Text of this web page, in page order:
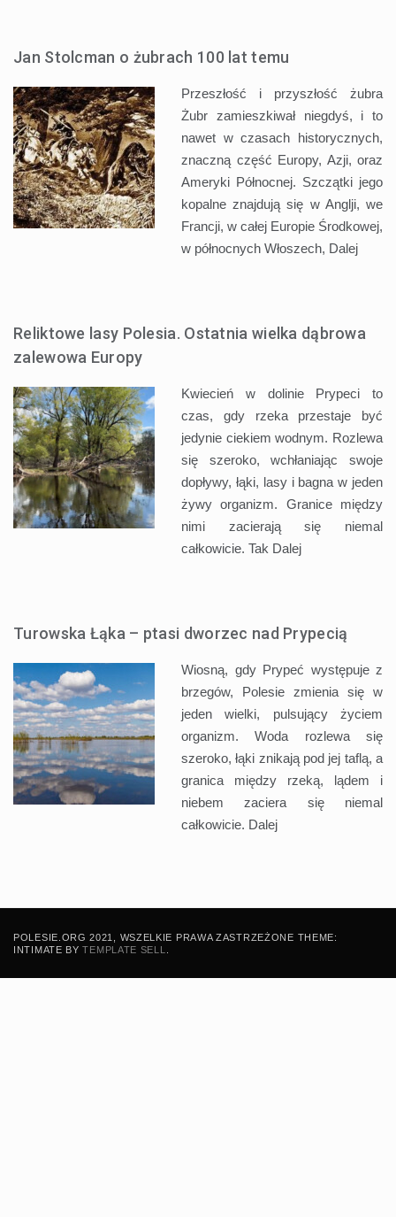
Jan Stolcman o żubrach 100 lat temu
Przeszłość i przyszłość żubra
Żubr zamieszkiwał niegdyś, i to
nawet w czasach historycznych,
znaczną część Europy, Azji, oraz
Ameryki Północnej. Szczątki jego
kopalne znajdują się w Anglji, we
Francji, w całej Europie Środkowej,
w północnych Włoszech, Dalej
Reliktowe lasy Polesia. Ostatnia wielka dąbrowa
zalewowa Europy
Kwiecień w dolinie Prypeci to
czas, gdy rzeka przestaje być
jedynie ciekiem wodnym. Rozlewa
się szeroko, wchłaniając swoje
dopływy, łąki, lasy i bagna w jeden
żywy organizm. Granice między
nimi zacierają się niemal
całkowicie. Tak Dalej
Turowska Łąka – ptasi dworzec nad Prypecią
Wiosną, gdy Prypeć występuje z
brzegów, Polesie zmienia się w
jeden wielki, pulsujący życiem
organizm. Woda rozlewa się
szeroko, łąki znikają pod jej taflą, a
granica między rzeką, lądem i
niebem zaciera się niemal
całkowicie. Dalej
POLESIE.ORG 2021, WSZELKIE PRAWA ZASTRZEŻONE THEME:
INTIMATE BYTEMPLATE SELL